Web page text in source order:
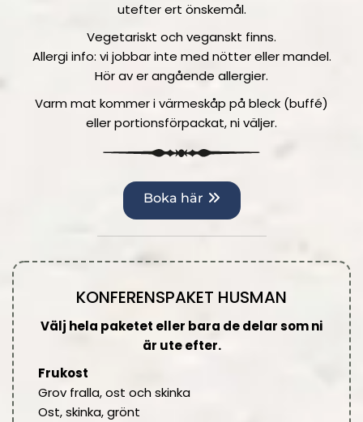
utefter ert önskemål.
Vegetariskt och veganskt finns.
Allergi info: vi jobbar inte med nötter eller mandel.
Hör av er angående allergier.
Varm mat kommer i värmeskåp på bleck (buffé)
eller portionsförpackat, ni väljer.
Boka här
KONFERENSPAKET HUSMAN
Välj hela paketet eller bara de delar som ni
är ute efter.
Frukost
Grov fralla, ost och skinka
Ost, skinka, grönt